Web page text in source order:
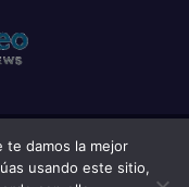
Click deThemeansar
te damos la mejor
usando este sitio,